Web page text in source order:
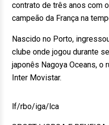
contrato de três anos com
campeão da França na
Nascido no Porto,
clube onde jogou durante
japonês Nagoya Oceans, o
Inter Movistar.
lf/rbo/iga/lca